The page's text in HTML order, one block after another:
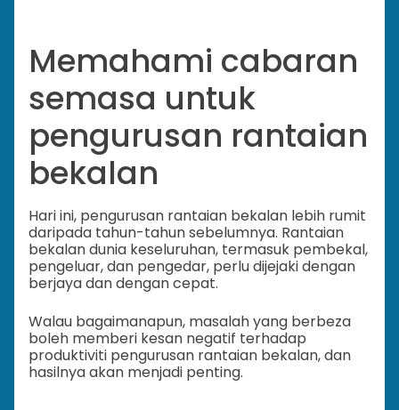
Memahami cabaran
semasa untuk
pengurusan rantaian
bekalan
Hari ini, pengurusan rantaian bekalan lebih rumit
daripada tahun-tahun sebelumnya. Rantaian
bekalan dunia keseluruhan, termasuk pembekal,
pengeluar, dan pengedar, perlu dijejaki dengan
berjaya dan dengan cepat.
Walau bagaimanapun, masalah yang berbeza
boleh memberi kesan negatif terhadap
produktiviti pengurusan rantaian bekalan, dan
hasilnya akan menjadi penting.